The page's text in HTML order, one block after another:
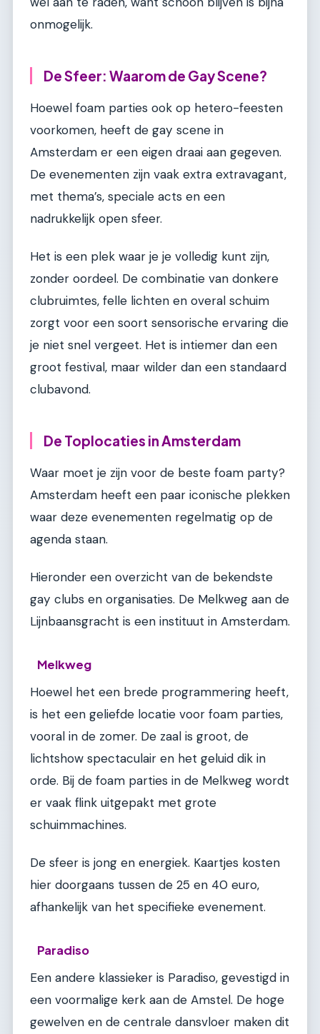
onmogelijk.
De Sfeer: Waarom de Gay Scene?
Hoewel foam parties ook op hetero-feesten
voorkomen, heeft de gay scene in
Amsterdam er een eigen draai aan gegeven.
De evenementen zijn vaak extra extravagant,
met thema’s, speciale acts en een
nadrukkelijk open sfeer.
Het is een plek waar je je volledig kunt zijn,
zonder oordeel. De combinatie van donkere
clubruimtes, felle lichten en overal schuim
zorgt voor een soort sensorische ervaring die
je niet snel vergeet. Het is intiemer dan een
groot festival, maar wilder dan een standaard
clubavond.
De Toplocaties in Amsterdam
Waar moet je zijn voor de beste foam party?
Amsterdam heeft een paar iconische plekken
waar deze evenementen regelmatig op de
agenda staan.
Hieronder een overzicht van de bekendste
gay clubs en organisaties. De Melkweg aan de
Lijnbaansgracht is een instituut in Amsterdam.
Melkweg
Hoewel het een brede programmering heeft,
is het een geliefde locatie voor foam parties,
vooral in de zomer. De zaal is groot, de
lichtshow spectaculair en het geluid dik in
orde. Bij de foam parties in de Melkweg wordt
er vaak flink uitgepakt met grote
schuimmachines.
De sfeer is jong en energiek. Kaartjes kosten
hier doorgaans tussen de 25 en 40 euro,
afhankelijk van het specifieke evenement.
Paradiso
Een andere klassieker is Paradiso, gevestigd in
een voormalige kerk aan de Amstel. De hoge
gewelven en de centrale dansvloer maken dit